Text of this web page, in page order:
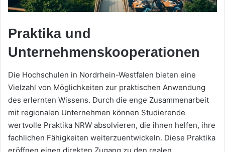
Praktika und
Unternehmenskooperationen
Die Hochschulen in Nordrhein-Westfalen bieten eine
Vielzahl von Möglichkeiten zur praktischen Anwendung
des erlernten Wissens. Durch die enge Zusammenarbeit
mit regionalen Unternehmen können Studierende
wertvolle Praktika NRW absolvieren, die ihnen helfen, ihre
fachlichen Fähigkeiten weiterzuentwickeln. Diese Praktika